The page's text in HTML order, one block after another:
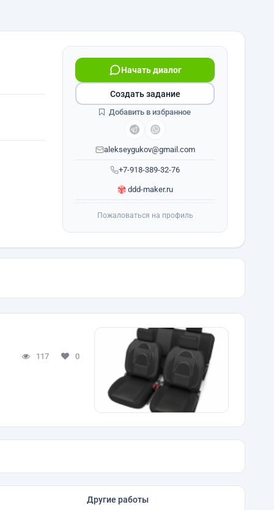
+7-918-389-32-76
Начать диалог
alekseygukov@gmail.com
ddd-maker.ru
Создать задание
Добавить в избранное
Пожаловаться на профиль
117 0
Другие работы